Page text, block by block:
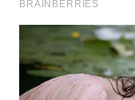
WN
LIKUPANG
WN
LABUANBAJO